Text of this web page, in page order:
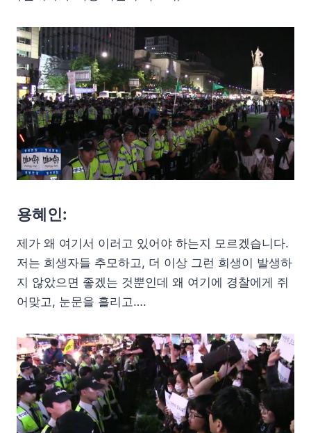
용혜인:
제가 왜 여기서 이러고 있어야 하는지 모르겠습니다.
저는 희생자들 추모하고, 더 이상 그런 희생이 발생하
지 않았으면 좋겠는 것뿐인데 왜 여기에 경찰에게 쥐
어맞고, 눈문을 흘리고….